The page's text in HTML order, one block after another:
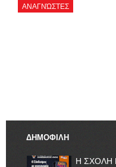
ΑΝΑΓΝΏΣΤΕΣ
ΔΗΜΟΦΙΛΗ
Η ΣΧΟΛΗ